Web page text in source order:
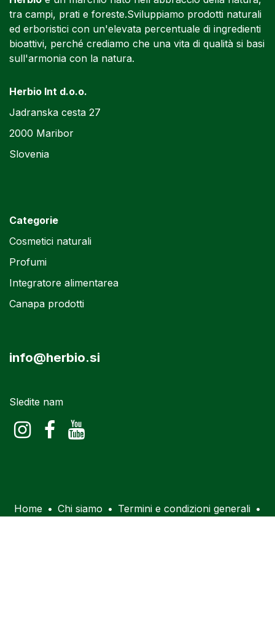
tra campi, prati e foreste.Sviluppiamo prodotti naturali
ed erboristici con un'elevata percentuale di ingredienti
bioattivi, perché crediamo che una vita di qualità si basi
sull'armonia con la natura.
Herbio Int d.o.o.
Jadranska cesta 27
2000 Maribor
Slovenia
Categorie
Cosmetici naturali
Profumi
Integratore alimentarea
Canapa prodotti
info@herbio.si
Sledite nam
Home • Chi siamo • Termini e condizioni generali •